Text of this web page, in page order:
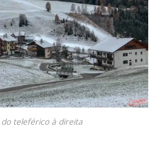
do teleférico à direita